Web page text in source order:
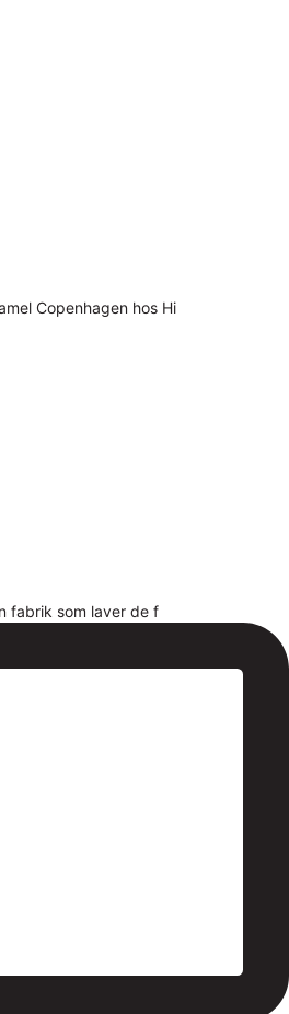
Copenhagen hos Hi
fabrik som laver de f